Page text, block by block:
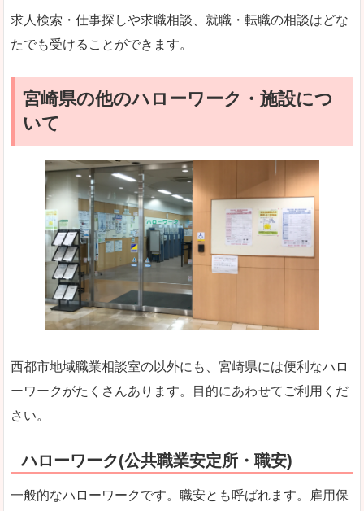
求人検索・仕事探しや求職相談、就職・転職の相談はどな
たでも受けることができます。
宮崎県の他のハローワーク・施設につ
いて
西都市地域職業相談室の以外にも、宮崎県には便利なハロ
ーワークがたくさんあります。目的にあわせてご利用くだ
さい。
ハローワーク(公共職業安定所・職安)
一般的なハローワークです。職安とも呼ばれます。雇用保